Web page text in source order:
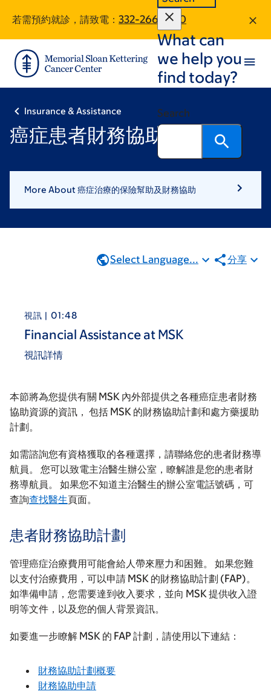
main
content
footer
若需預約就診，請致電： 332-266-1360
What can
we help you
find today?
Search
Insurance & Assistance
癌症患者財務協助計劃
More About 癌症治療的保險幫助及財務協助
Select Language... 分享
視訊 | 01:48
Financial Assistance at MSK
視訊詳情
本節將為您提供有關 MSK 內外部提供之各種癌症患者財務
協助資源的資訊， 包括 MSK 的財務協助計劃和處方藥援助
計劃。
如需諮詢您有資格獲取的各種選擇，請聯絡您的患者財務導
航員。 您可以致電主治醫生辦公室，瞭解誰是您的患者財
務導航員。 如果您不知道主治醫生的辦公室電話號碼，可
查詢查找醫生頁面。
患者財務協助計劃
管理癌症治療費用可能會給人帶來壓力和困難。 如果您難
以支付治療費用，可以申請 MSK 的財務協助計劃 (FAP)。
如準備申請，您需要達到收入要求，並向 MSK 提供收入證
明等文件，以及您的個人背景資訊。
如要進一步瞭解 MSK 的 FAP 計劃，請使用以下連結：
財務協助計劃概要
財務協助申請